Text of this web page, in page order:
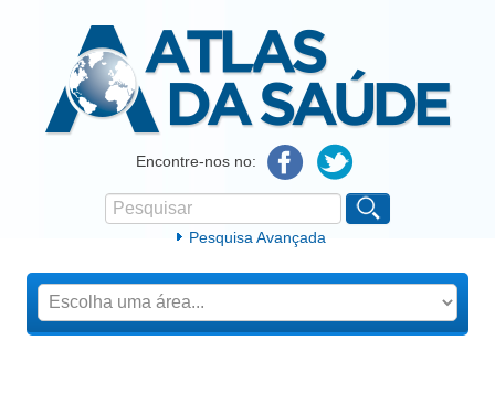
Atlas da SaúdeEncontre-nos no:
Formulário de procura
Pesquisar
Pesquisa Avançada